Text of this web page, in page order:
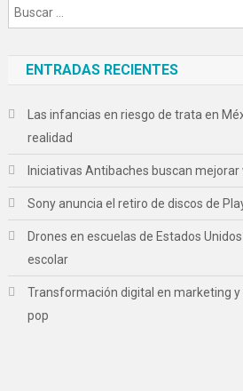
ENTRADAS RECIENTES
Las infancias en riesgo de trata en
realidad
Iniciativas Antibaches buscan mejorar
Sony anuncia el retiro de discos de
Drones en escuelas de Estados
escolar
Transformación digital en marketing
pop